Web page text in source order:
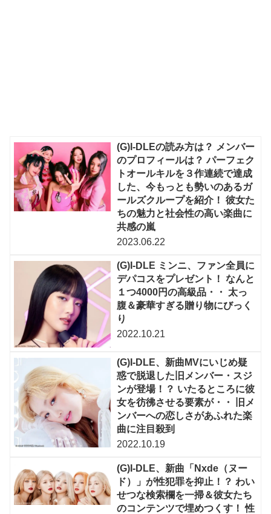
(G)I-DLEの読み方は？ メンバー
のプロフィールは？ パーフェク
トオールキルを３作連続で達成
した、今もっとも勢いのあるガ
ールズクループを紹介！ 彼女た
ちの魅力と社会性の高い楽曲に
共感の嵐
2023.06.22
(G)I-DLE ミンニ、ファン全員に
デパコスをプレゼント！ なんと
１つ4000円の高級品・・ 太っ
腹＆豪華すぎる贈り物にびっく
り
2022.10.21
(G)I-DLE、新曲MVにいじめ疑
惑で脱退した旧メンバー・スジ
ンが登場！？ いたるところに彼
女を彷彿させる要素が・・ 旧メ
ンバーへの恋しさがあふれた楽
曲に注目殺到
2022.10.19
(G)I-DLE、新曲「Nxde（ヌー
ド）」が性犯罪を抑止！？ わい
せつな検索欄を一掃＆彼女たち
のコンテンツで埋めつくす！ 性